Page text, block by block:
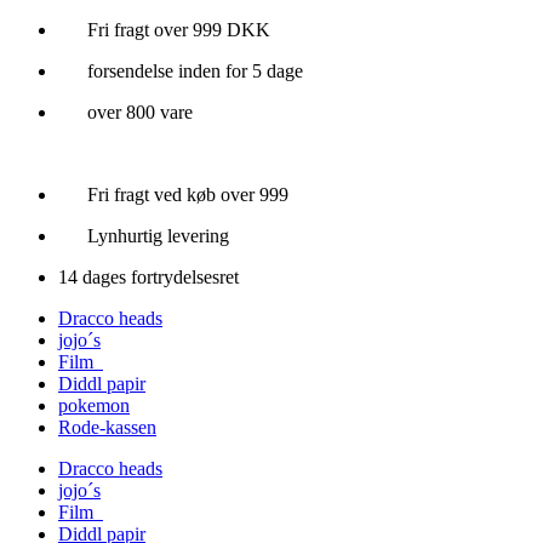
Videre
indhold
Fri fragt over 999 DKK
forsendelse inden for 5 dage
over 800 vare
Fri fragt ved køb over 999
Lynhurtig levering
14 dages fortrydelsesret
Dracco heads
jojo´s
Film
Diddl papir
pokemon
Rode-kassen
Dracco heads
jojo´s
Film
Diddl papir